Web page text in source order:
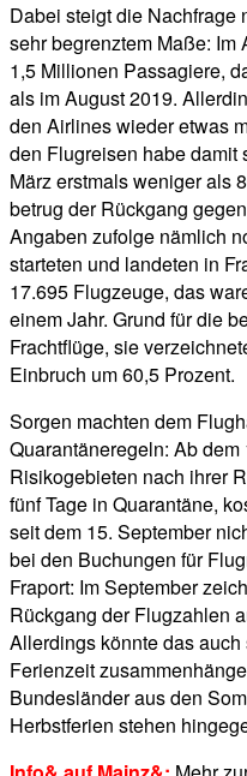
Dabei steigt die Nachfrage
sehr begrenztem Maße: Im
1,5 Millionen Passagiere,
als im August 2019.
den Airlines wieder etwas
den Flugreisen habe damit
März erstmals weniger als
betrug der Rückgang
Angaben zufolge nämlich
starteten und landeten in
17.695 Flugzeuge, das
einem Jahr. Grund für die
Frachtflüge, sie
Einbruch um 60,5 Prozent.
Sorgen machten dem
Quarantäneregeln: Ab
Risikogebieten nach ihrer
fünf Tage in Quarantäne,
seit dem 15. September
bei den Buchungen für
Fraport: Im September
Rückgang der Flugzahlen
Allerdings könnte das
Ferienzeit
Bundesländer aus den
Herbstferien stehen